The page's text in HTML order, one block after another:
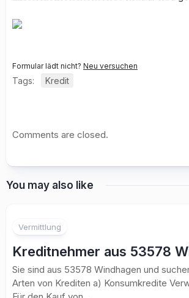
Formular lädt nicht? Neu versuchen
Tags: Kredit
Comments are closed.
You may also like
Vermittlung
Kreditnehmer aus 53578
Sie sind aus 53578 Windhagen und
Arten von Krediten a) Konsumkredite